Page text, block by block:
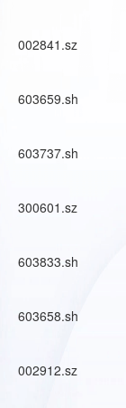
002841.sz
603659.sh
603737.sh
300601.sz
603833.sh
603658.sh
002912.sz